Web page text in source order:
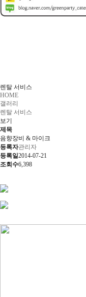
렌탈 서비스
HOME
갤러리
렌탈 서비스
보기
제목
음향장비 & 마이크
등록자관리자
등록일2014-07-21
조회수6,398